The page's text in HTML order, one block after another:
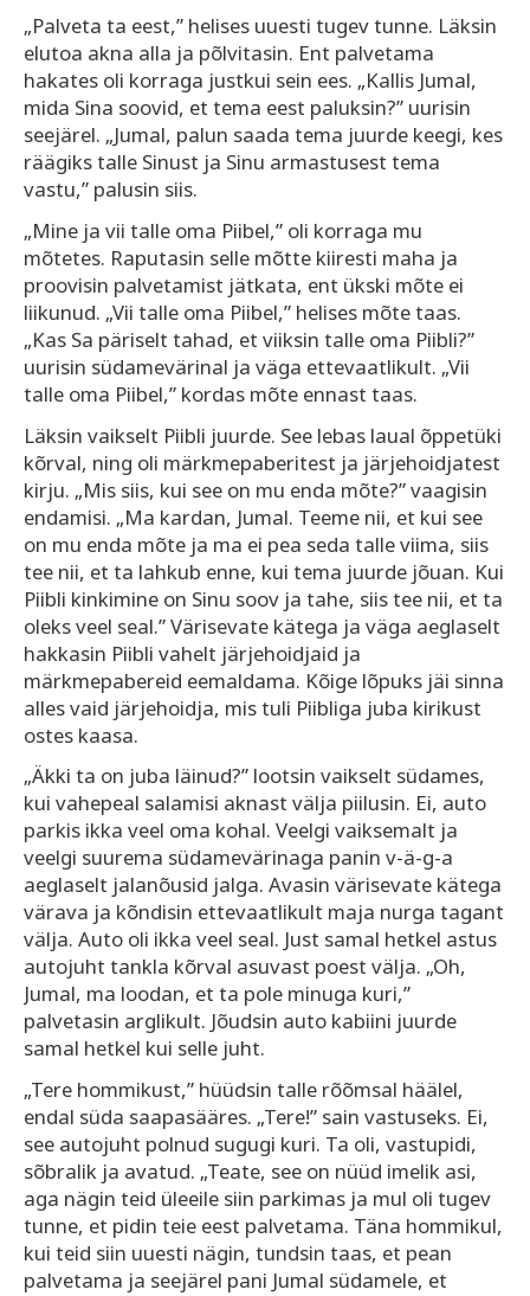
„Palveta ta eest,” helises uuesti tugev tunne. Läksin
elutoa akna alla ja põlvitasin. Ent palvetama
hakates oli korraga justkui sein ees. „Kallis Jumal,
mida Sina soovid, et tema eest paluksin?” uurisin
seejärel. „Jumal, palun saada tema juurde keegi, kes
räägiks talle Sinust ja Sinu armastusest tema
vastu,” palusin siis.
„Mine ja vii talle oma Piibel,” oli korraga mu
mõtetes. Raputasin selle mõtte kiiresti maha ja
proovisin palvetamist jätkata, ent ükski mõte ei
liikunud. „Vii talle oma Piibel,” helises mõte taas.
„Kas Sa päriselt tahad, et viiksin talle oma Piibli?”
uurisin südamevärinal ja väga ettevaatlikult. „Vii
talle oma Piibel,” kordas mõte ennast taas.
Läksin vaikselt Piibli juurde. See lebas laual õppetüki
kõrval, ning oli märkmepaberitest ja järjehoidjatest
kirju. „Mis siis, kui see on mu enda mõte?” vaagisin
endamisi. „Ma kardan, Jumal. Teeme nii, et kui see
on mu enda mõte ja ma ei pea seda talle viima, siis
tee nii, et ta lahkub enne, kui tema juurde jõuan. Kui
Piibli kinkimine on Sinu soov ja tahe, siis tee nii, et ta
oleks veel seal.” Värisevate kätega ja väga aeglaselt
hakkasin Piibli vahelt järjehoidjaid ja
märkmepabereid eemaldama. Kõige lõpuks jäi sinna
alles vaid järjehoidja, mis tuli Piibliga juba kirikust
ostes kaasa.
„Äkki ta on juba läinud?” lootsin vaikselt südames,
kui vahepeal salamisi aknast välja piilusin. Ei, auto
parkis ikka veel oma kohal. Veelgi vaiksemalt ja
veelgi suurema südamevärinaga panin v-ä-g-a
aeglaselt jalanõusid jalga. Avasin värisevate kätega
värava ja kõndisin ettevaatlikult maja nurga tagant
välja. Auto oli ikka veel seal. Just samal hetkel astus
autojuht tankla kõrval asuvast poest välja. „Oh,
Jumal, ma loodan, et ta pole minuga kuri,”
palvetasin arglikult. Jõudsin auto kabiini juurde
samal hetkel kui selle juht.
„Tere hommikust,” hüüdsin talle rõõmsal häälel,
endal süda saapasääres. „Tere!” sain vastuseks. Ei,
see autojuht polnud sugugi kuri. Ta oli, vastupidi,
sõbralik ja avatud. „Teate, see on nüüd imelik asi,
aga nägin teid üleeile siin parkimas ja mul oli tugev
tunne, et pidin teie eest palvetama. Täna hommikul,
kui teid siin uuesti nägin, tundsin taas, et pean
palvetama ja seejärel pani Jumal südamele, et